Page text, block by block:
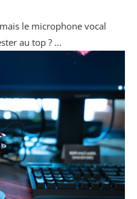
le microphone vocal
au top ? ...